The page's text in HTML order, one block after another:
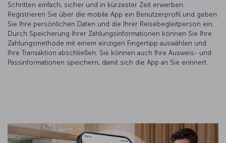
Schritten einfach, sicher und in kürzester Zeit erwerben.
Registrieren Sie über die mobile App ein Benutzerprofil und geben
Sie Ihre persönlichen Daten und die Ihrer Reisebegleitperson ein.
Durch Speicherung Ihrer Zahlungsinformationen können Sie Ihre
Zahlungsmethode mit einem einzigen Fingertipp auswählen und
Ihre Transaktion abschließen. Sie können auch Ihre Ausweis- und
Passinformationen speichern, damit sich die App an Sie erinnert.